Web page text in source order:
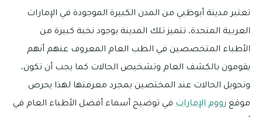
تعتبر مدينة أبوظبي من المدن الكبيرة الموجودة في الإمارات
العربية المتحدة، تتميز تلك المدينة بوجود نخبة كبيرة من
الأطباء المتخصصين في الطب العام المعروف عنهم أنهم
يقومون بالكشف العام وتشخيص الحالات كما يجب أن تكون،
وتحويل الحالات عند المختصين بمجرد معرفتها لهذا يحرص
موقع زووم الإمارات في توضيح أسماء أفضل الأطباء العام في